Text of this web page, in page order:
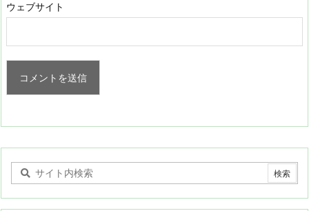
ウェブサイト